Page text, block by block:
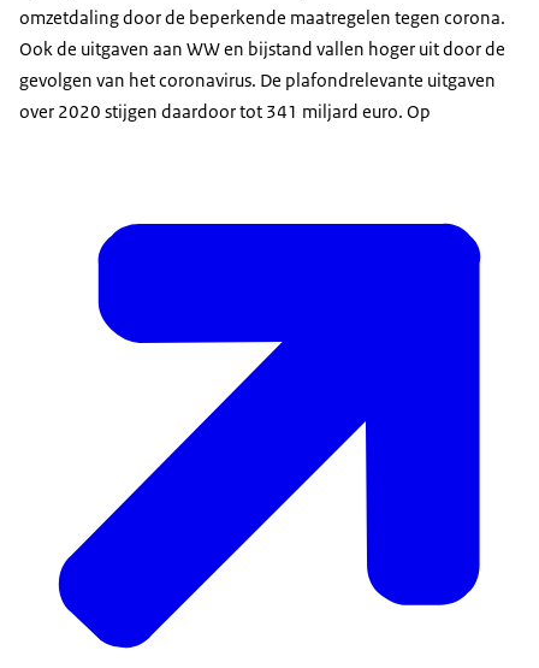
omzetdaling door de beperkende maatregelen tegen corona.
Ook de uitgaven aan WW en bijstand vallen hoger uit door de
gevolgen van het coronavirus. De plafondrelevante uitgaven
over 2020 stijgen daardoor tot 341 miljard euro. Op